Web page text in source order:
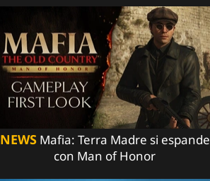
NEWSMafia: Terra Madre si espande
con Man of Honor